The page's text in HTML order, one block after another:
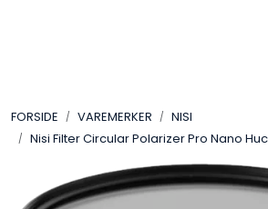
FORSIDE VAREMERKER
NISI
Nisi Filter Circular Polarizer Pro Nano
LYD